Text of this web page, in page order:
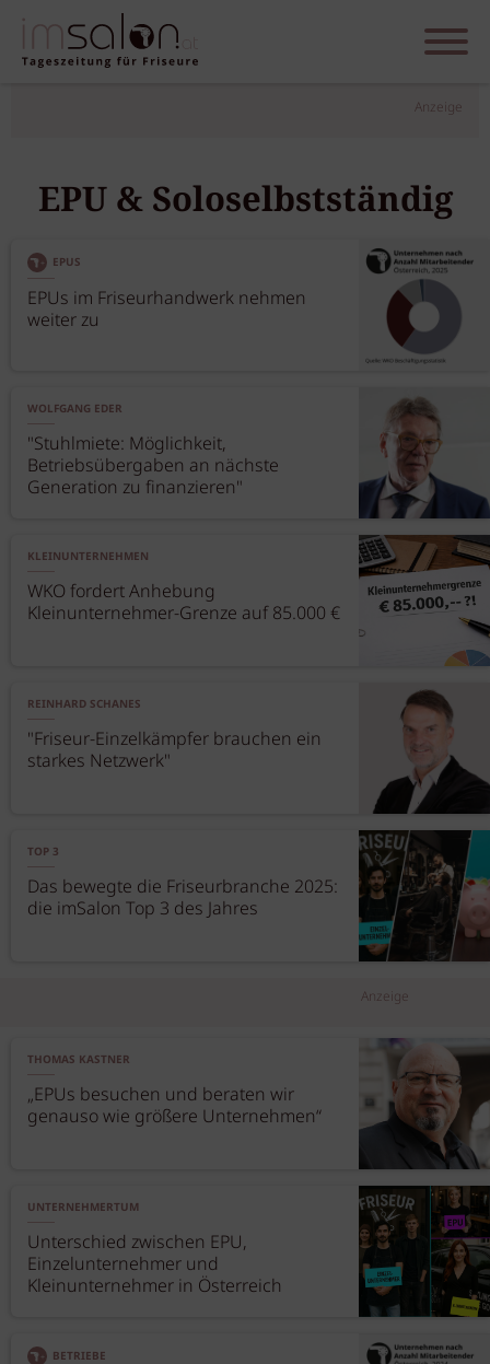
Anzeige
EPU & Soloselbstständig
EPUS
EPUs im Friseurhandwerk nehmen
weiter zu
WOLFGANG EDER
"Stuhlmiete: Möglichkeit,
Betriebsübergaben an nächste
Generation zu finanzieren"
KLEINUNTERNEHMEN
WKO fordert Anhebung
Kleinunternehmer-Grenze auf 85.000 €
REINHARD SCHANES
"Friseur-Einzelkämpfer brauchen ein
starkes Netzwerk"
TOP 3
Das bewegte die Friseurbranche 2025:
die imSalon Top 3 des Jahres
Anzeige
THOMAS KASTNER
„EPUs besuchen und beraten wir
genauso wie größere Unternehmen“
UNTERNEHMERTUM
Unterschied zwischen EPU,
Einzelunternehmer und
Kleinunternehmer in Österreich
BETRIEBE